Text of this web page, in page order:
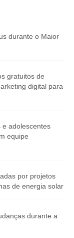
durante o Maior
gratuitos de
digital para
e adolescentes
equipe
por projetos
de energia solar
durante a